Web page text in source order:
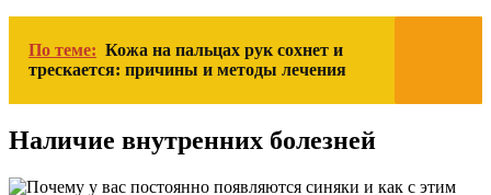
По теме: Кожа на пальцах рук сохнет и
трескается: причины и методы лечения
Наличие внутренних болезней